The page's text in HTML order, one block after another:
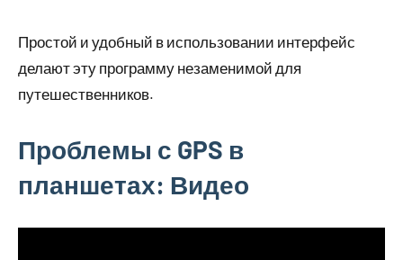
Простой и удобный в использовании интерфейс
делают эту программу незаменимой для
путешественников.
Проблемы с GPS в
планшетах: Видео